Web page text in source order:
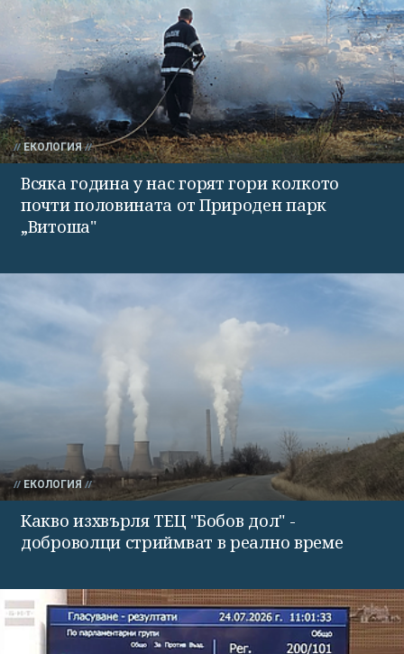
ЕКОЛОГИЯ
Всяка година у нас горят гори колкото
почти половината от Природен парк
„Витоша"
ЕКОЛОГИЯ
Какво изхвърля ТЕЦ "Бобов дол" -
доброволци стриймват в реално време